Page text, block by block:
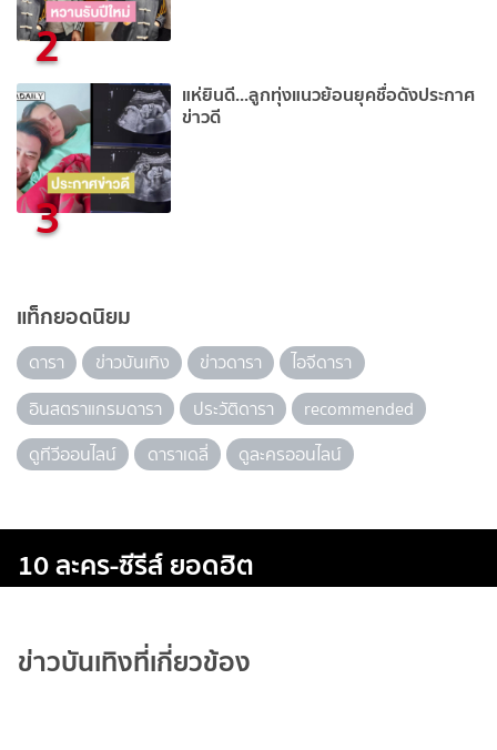
2
3
แห่ยินดี...ลูกทุ่งแนวย้อนยุคชื่อดังประกาศ
ข่าวดี
แท็กยอดนิยม
ดารา ข่าวบันเทิง ข่าวดารา
ไอจีดารา
อินสตราแกรมดารา
ประวัติดารา
recommended
ดูทีวีออนไลน์
ดาราเดลี่ ดูละครออนไลน์
10 ละคร-ซีรีส์ ยอดฮิต
ข่าวบันเทิงที่เกี่ยวข้อง